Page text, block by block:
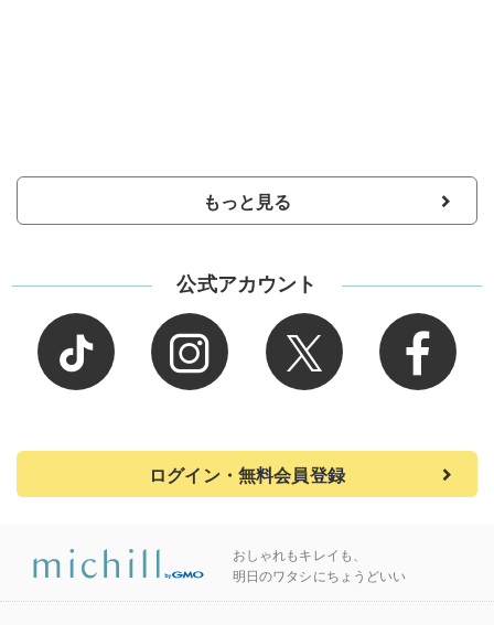
もっと見る
公式アカウント
ログイン・無料会員登録
おしゃれもキレイも、
明日のワタシにちょうどいい